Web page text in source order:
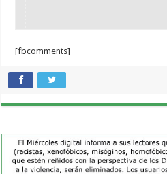
[fbcomments]